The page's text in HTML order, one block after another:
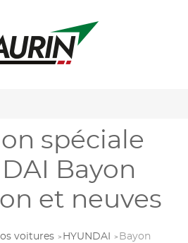
spéciale
Bayon
et neuves
voitures HYUNDAI Bayon